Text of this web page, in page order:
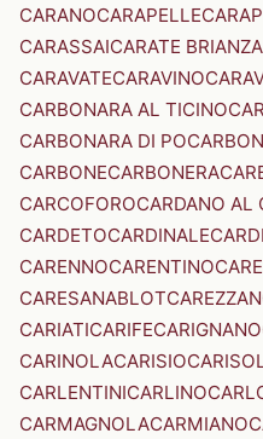
CARANOCARAPELLE
CARASSAICARATE BRIANZA
CARAVATECARAVINO
CARBONARA AL TICINO
CARBONARA DI PO
CARBONECARBONERA
CARCOFOROCARDANO AL
CARDETOCARDINALE
CARENNOCARENTINO
CARESANABLOT
CARIATICARIFECARIGNANO
CARINOLACARISIO
CARLENTINICARLINO
CARMAGNOLACARMIANO